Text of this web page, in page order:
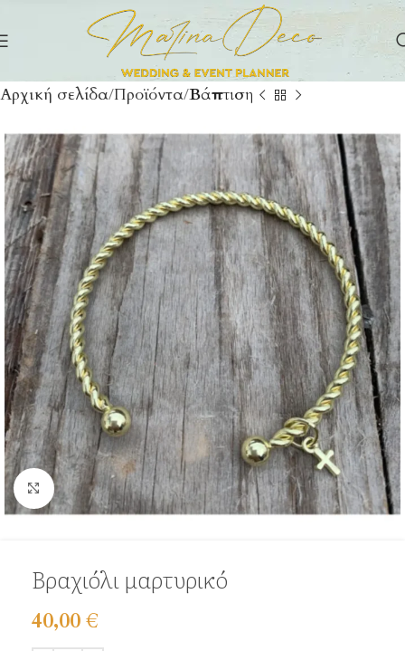
Αρχική σελίδα Προϊόντα Βάπτιση
Click to enlarge
Βραχιόλι μαρτυρικό
40,00€